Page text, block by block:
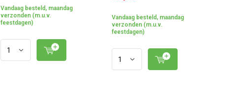
Vandaag besteld, maandag
verzonden (m.u.v.
feestdagen)
Vandaag besteld, maandag
verzonden (m.u.v.
feestdagen)